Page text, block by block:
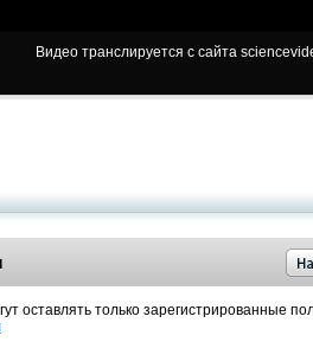
Видео транслируется с сайта
оставлять только зарегистрированные